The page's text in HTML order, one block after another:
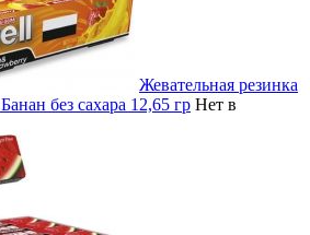
Жевательная резинка
без сахара 12,65 гр Нет в